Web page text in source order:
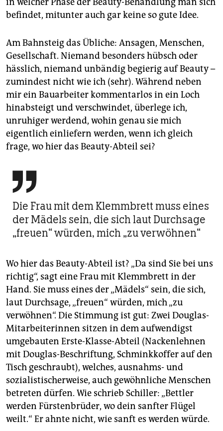
befindet, mitunter auch gar keine so gute Idee.
Am Bahnsteig das Übliche: Ansagen, Menschen,
Gesellschaft. Niemand besonders hübsch oder
hässlich, niemand unbändig begierig auf Beauty –
zumindest nicht wie ich (sehr). Während neben
mir ein Bauarbeiter kommentarlos in ein Loch
hinabsteigt und verschwindet, überlege ich,
unruhiger werdend, wohin genau sie mich
eigentlich einliefern werden, wenn ich gleich
frage, wo hier das Beauty-Abteil sei?

Die Frau mit dem Klemmbrett muss eines
der Mädels sein, die sich laut Durchsage
„freuen“ würden, mich „zu verwöhnen“
Wo hier das Beauty-Abteil ist? „Da sind Sie bei uns
richtig“, sagt eine Frau mit Klemmbrett in der
Hand. Sie muss eines der „Mädels“ sein, die sich,
laut Durchsage, „freuen“ würden, mich „zu
verwöhnen“. Die Stimmung ist gut: Zwei Douglas-
Mitarbeiterinnen sitzen in dem aufwendigst
umgebauten Erste-Klasse-Abteil (Nackenlehnen
mit Douglas-Beschriftung, Schminkkoffer auf den
Tisch geschraubt), welches, ausnahms- und
sozialistischerweise, auch gewöhnliche Menschen
betreten dürfen. Wie schrieb Schiller: „Bettler
werden Fürstenbrüder, wo dein sanfter Flügel
weilt.“ Er ahnte nicht, wie sanft es werden würde.